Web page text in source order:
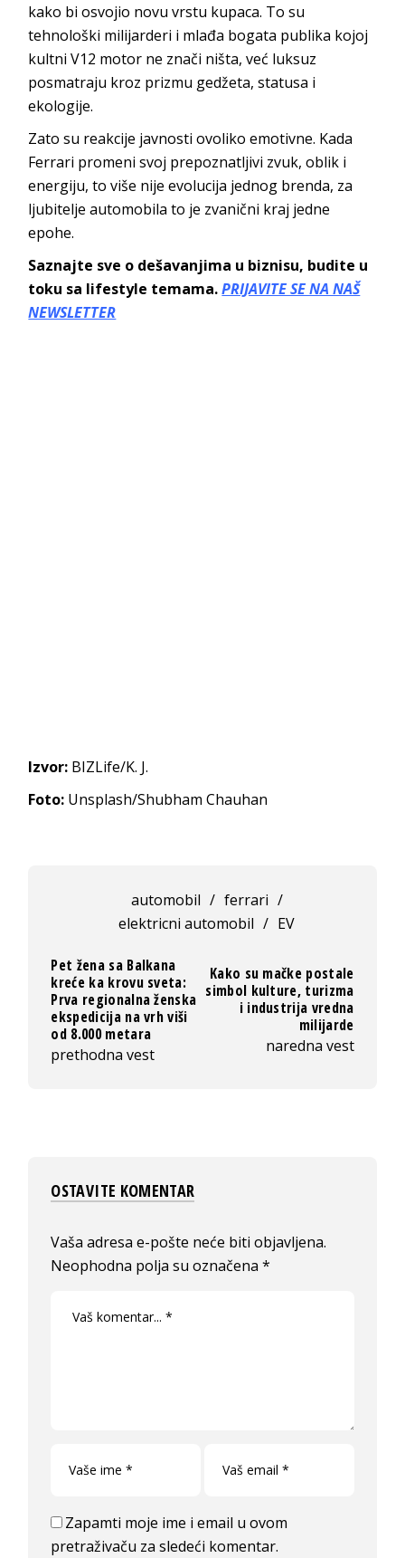
kako bi osvojio novu vrstu kupaca. To su
tehnološki milijarderi i mlađa bogata publika kojoj
kultni V12 motor ne znači ništa, već luksuz
posmatraju kroz prizmu gedžeta, statusa i
ekologije.
Zato su reakcije javnosti ovoliko emotivne. Kada
Ferrari promeni svoj prepoznatljivi zvuk, oblik i
energiju, to više nije evolucija jednog brenda, za
ljubitelje automobila to je zvanični kraj jedne
epohe.
Saznajte sve o dešavanjima u biznisu, budite u
toku sa lifestyle temama.PRIJAVITE SE NA NAŠ
NEWSLETTER
Izvor: BIZLife/K. J.
Foto: Unsplash/Shubham Chauhan
automobil / ferrari /
elektricni automobil / EV
Pet žena sa Balkana
kreće ka krovu sveta:
Prva regionalna ženska
ekspedicija na vrh viši
od 8.000 metara
prethodna vest
Kako su mačke postale
simbol kulture, turizma
i industrija vredna
milijarde
naredna vest
OSTAVITE KOMENTAR
Vaša adresa e-pošte neće biti objavljena.
Neophodna polja su označena*
Zapamti moje ime i email u ovom
pretraživaču za sledeći komentar.